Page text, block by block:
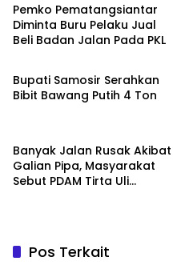
Pemko Pematangsiantar
Diminta Buru Pelaku Jual
Beli Badan Jalan Pada PKL
Berita Daerah
Bupati Samosir Serahkan
Bibit Bawang Putih 4 Ton
Banyak Jalan Rusak Akibat
Galian Pipa, Masyarakat
Sebut PDAM Tirta Uli
Pos Terkait